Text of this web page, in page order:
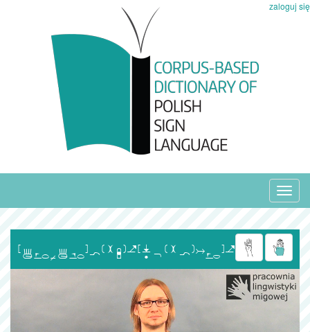
zaloguj się
